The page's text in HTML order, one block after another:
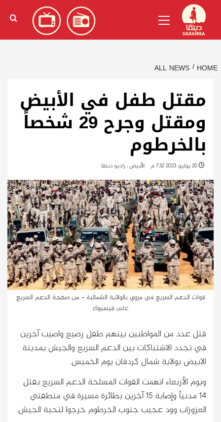
content
الإنجليزية)
Menu
HOME
ALL NEWS
مقتل طفل في الأبيض
ومقتل وجرح 29 شخصاً
بالخرطوم
الأبيض : راديو دبنقا
قوات الدعم السريع في مروي بالولاية الشمالية - من صفحة الدعم السريع
على فيسبوك
قتل عدد من المواطنين بينهم طفل رضيع واصيب آخرين
في تجدد الاشتباكات بين الدعم السريع والجيش بمدينة
الابيض بولاية شمال كردفان يوم الخميس.
ويوم الأربعاء اتهمت القوات المسلحة الدعم السريع بقتل
14 مدنياً وإصابة 15 آخرين بطائرة مسيرة في منطقتي
العزوزاب وود عجيب جنوب الخرطوم خرجوا لتحية الجيش.